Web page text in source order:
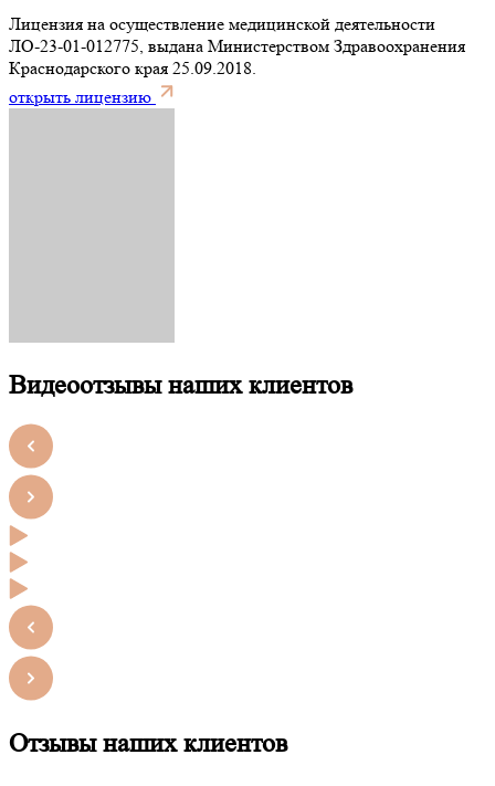
Лицензия на осуществление медицинской деятельности
ЛО-23-01-012775, выдана Министерством Здравоохранения
Краснодарского края 25.09.2018.
открыть лицензию
Видеоотзывы наших клиентов
Отзывы наших клиентов